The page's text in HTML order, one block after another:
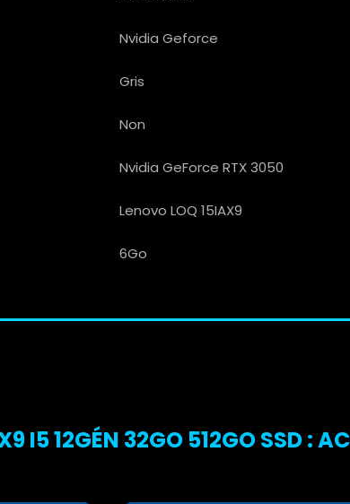
Nvidia Geforce
Gris
Non
Nvidia GeForce RTX 3050
Lenovo LOQ 15IAX9
6Go
I5 12GÉN 32GO 512GO SSD :